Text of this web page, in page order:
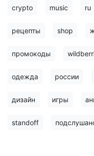
crypto music ru
рецепты shop
промокоды
одежда россии
дизайн игры
standoff